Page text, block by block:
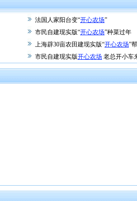
法国人家阳台变“开心农场”
市民自建现实版“开心农场”种菜过年
上海辟30亩农田建现实版“开心农场”
市民自建现实版开心农场 老总开小车